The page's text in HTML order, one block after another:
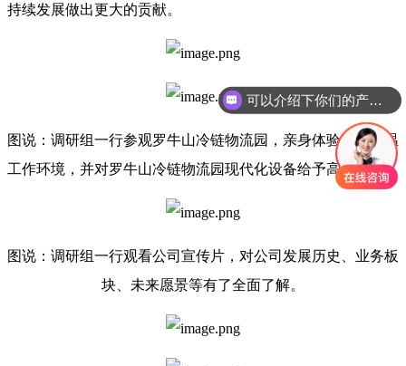
持续发展做出更大的贡献。
图说：调研组一行参观罗牛山冷链物流园，亲身体验冷库低温
工作环境，并对罗牛山冷链物流园现代化设备给予高度评价。
图说：调研组一行观看公司宣传片，对公司发展历史、业务板
块、未来愿景等有了全面了解。
可以介绍下你们的产品么